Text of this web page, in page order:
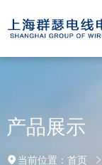
产品展示
当前位置： 首页